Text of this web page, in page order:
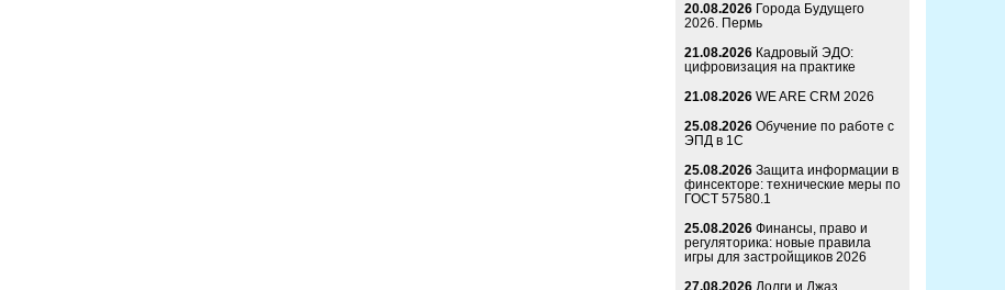
20.08.2026 Города Будущего
2026. Пермь
21.08.2026 Кадровый ЭДО:
цифровизация на практике
21.08.2026 WE ARE CRM 2026
25.08.2026 Обучение по работе с
ЭПД в 1С
25.08.2026 Защита информации в
финсекторе: технические меры по
ГОСТ 57580.1
25.08.2026 Финансы, право и
регуляторика: новые правила
игры для застройщиков 2026